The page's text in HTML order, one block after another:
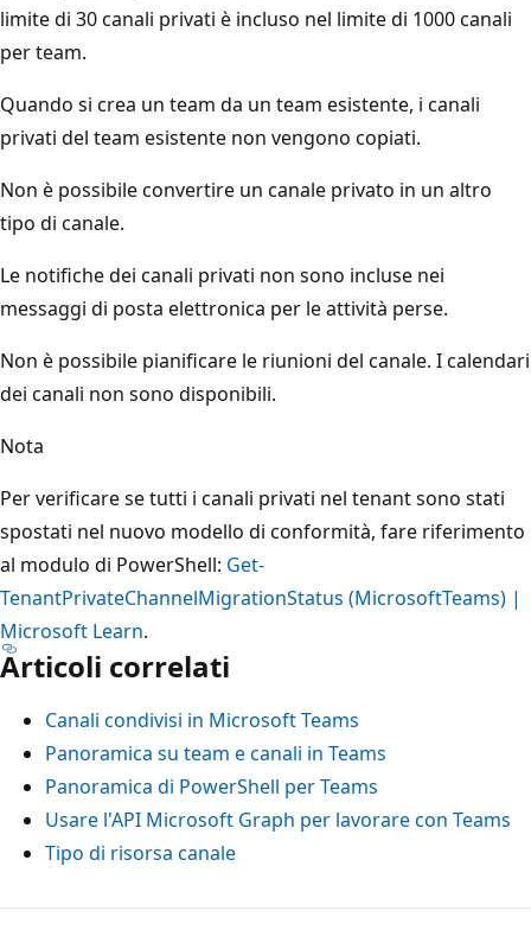
limite di 30 canali privati è incluso nel limite di 1000 canali
per team.
Quando si crea un team da un team esistente, i canali
privati del team esistente non vengono copiati.
Non è possibile convertire un canale privato in un altro
tipo di canale.
Le notifiche dei canali privati non sono incluse nei
messaggi di posta elettronica per le attività perse.
Non è possibile pianificare le riunioni del canale. I calendari
dei canali non sono disponibili.
Nota
Per verificare se tutti i canali privati nel tenant sono stati
spostati nel nuovo modello di conformità, fare riferimento
al modulo di PowerShell: Get-
TenantPrivateChannelMigrationStatus (MicrosoftTeams) |
Microsoft Learn.
Articoli correlati
Canali condivisi in Microsoft Teams
Panoramica su team e canali in Teams
Panoramica di PowerShell per Teams
Usare l'API Microsoft Graph per lavorare con Teams
Tipo di risorsa canale